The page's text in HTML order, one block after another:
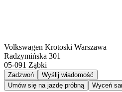
Volkswagen Krotoski Warszawa
Radzymińska 301
05-091 Ząbki
Zadzwoń
Wyślij wiadomość
Umów się na jazdę próbną
Wyceń